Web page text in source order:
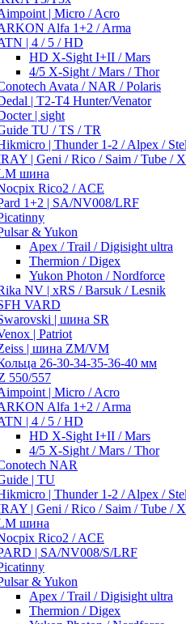
| Micro / Acro
Alfa 1+2 / Arma
| 4 / 5 / HD
HD X-Sight I+II / Mars
4/5 X-Sight / Mars / Thor
Avata / NAR / Polaris
| T2-T4 Hunter/Venator
| sight
TU / TS / TR
| Thunder 1-2 / Alpex /
| Geni / Rico / Saim / Tube /
шина
Rico2 / ACE
1+2 | SA/NV008/LRF
& Yukon
Apex / Trail / Digisight ultra
Thermion / Digex
Yukon Photon / Nordforce
NV | xRS / Barsuk / Lesnik
VARD
| шина SR
| Patriot
| шина ZM/VM
26-30-34-35-36-40 мм
550/557
| Micro / Acro
Alfa 1+2 / Arma
| 4 / 5 / HD
HD X-Sight I+II / Mars
4/5 X-Sight / Mars / Thor
NAR
| TU
| Thunder 1-2 / Alpex /
| Geni / Rico / Saim / Tube /
шина
Rico2 / ACE
| SA/NV008/S/LRF
& Yukon
Apex / Trail / Digisight ultra
Thermion / Digex